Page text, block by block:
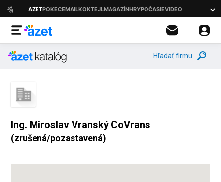
Hľadať firmu
Ing. Miroslav Vranský CoVrans
(zrušená/pozastavená)